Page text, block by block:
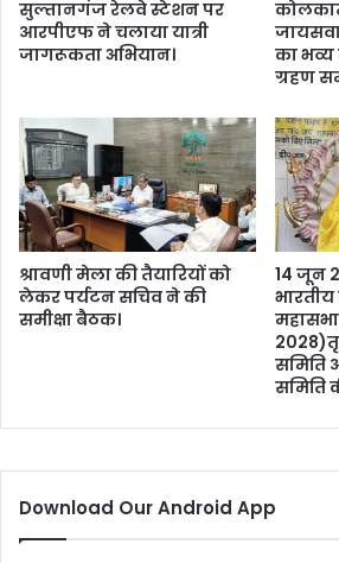
न
गि
र
।
ह
त्रा
से
बा
ल
-
बा
ल
ब
च
ग
सुल्तानगंज रेलवे स्टेशन पर
आरपीएफ ने चलाया यात्री
जागरूकता अभियान।
का
ग्रहण
श्रावणी मेला की तैयारियों को
लेकर पर्यटन सचिव ने की
समीक्षा बैठक।
14 जून
समिति
समिति
Download Our Android App